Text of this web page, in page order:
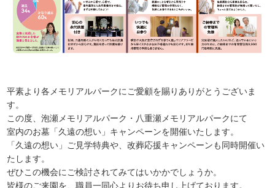
平素より各メモリアルパークにご愛顧を賜りありがとうございま
す。
この度、泡瀬メモリアルパーク・八重瀬メモリアルパークにて
室内のお墓「久遠の想い」キャンペーンを開催いたします。
「久遠の想い」ご見学特典や、改葬応援キャンペーンも同時開催い
たします。
ぜひこの機会にご検討されてみてはいかかでしょうか。
皆様のご来園を、職員一同心よりお待ち申し上げております。